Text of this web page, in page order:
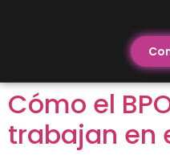
Cómo el
trabajan en